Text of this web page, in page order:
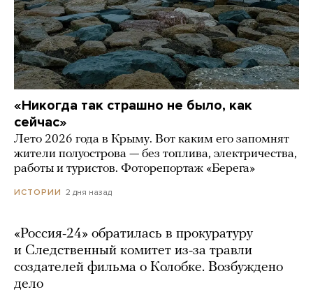
«Никогда так страшно не было, как
сейчас»
Лето 2026 года в Крыму. Вот каким его запомнят
жители полуострова — без топлива, электричества,
работы и туристов. Фоторепортаж «Берега»
ИСТОРИИ 2 дня назад
«Россия-24» обратилась в прокуратуру
и Следственный комитет из-за травли
создателей фильма о Колобке. Возбуждено
дело